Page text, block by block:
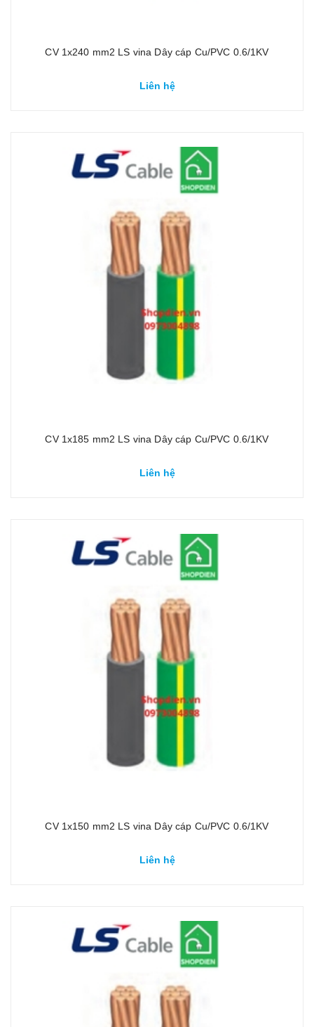
CV 1x240 mm2 LS vina Dây cáp Cu/PVC 0.6/1KV
Liên hệ
CV 1x185 mm2 LS vina Dây cáp Cu/PVC 0.6/1KV
Liên hệ
CV 1x150 mm2 LS vina Dây cáp Cu/PVC 0.6/1KV
Liên hệ